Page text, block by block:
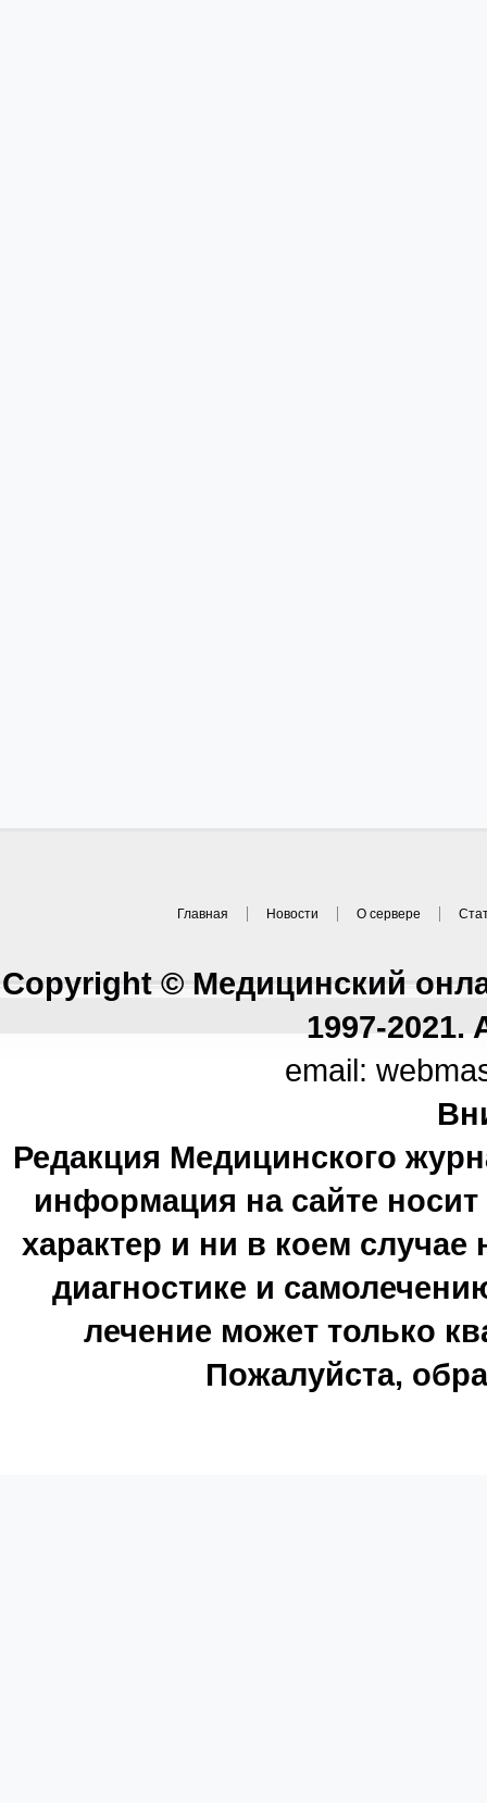
Главная Новости О сервере
Copyright © Медицинский
1997-2021.
email:
Редакция Медицинского
информация на сайте
характер и ни в коем
диагностике и
лечение может только
Пожалуйста,